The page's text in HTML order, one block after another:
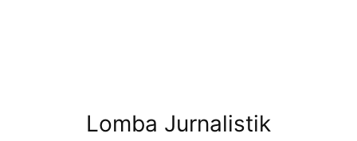
Lomba Jurnalistik